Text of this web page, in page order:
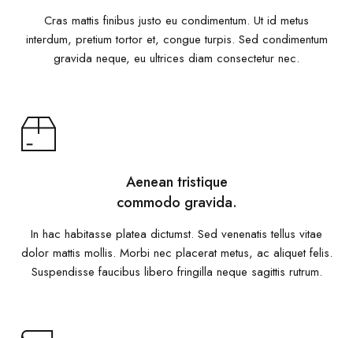
Cras mattis finibus justo eu condimentum. Ut id metus
interdum, pretium tortor et, congue turpis. Sed condimentum
gravida neque, eu ultrices diam consectetur nec.
Aenean tristique
commodo gravida.
In hac habitasse platea dictumst. Sed venenatis tellus vitae
dolor mattis mollis. Morbi nec placerat metus, ac aliquet felis.
Suspendisse faucibus libero fringilla neque sagittis rutrum.